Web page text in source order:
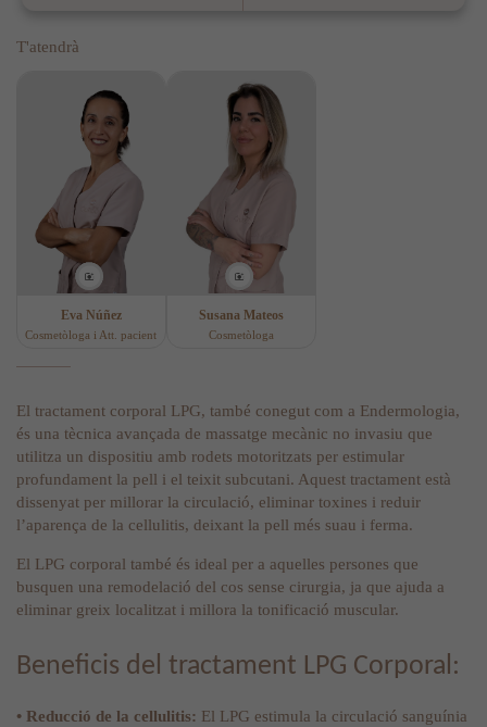
T'atendrà
Eva Núñez
Cosmetòloga i Att. pacient
Susana Mateos
Cosmetòloga
El tractament corporal LPG, també conegut com a Endermologia,
és una tècnica avançada de massatge mecànic no invasiu que
utilitza un dispositiu amb rodets motoritzats per estimular
profundament la pell i el teixit subcutani. Aquest tractament està
dissenyat per millorar la circulació, eliminar toxines i reduir
l’aparença de la cellulitis, deixant la pell més suau i ferma.
El LPG corporal també és ideal per a aquelles persones que
busquen una remodelació del cos sense cirurgia, ja que ajuda a
eliminar greix localitzat i millora la tonificació muscular.
Beneficis del tractament LPG Corporal:
• Reducció de la cellulitis: El LPG estimula la circulació sanguínia